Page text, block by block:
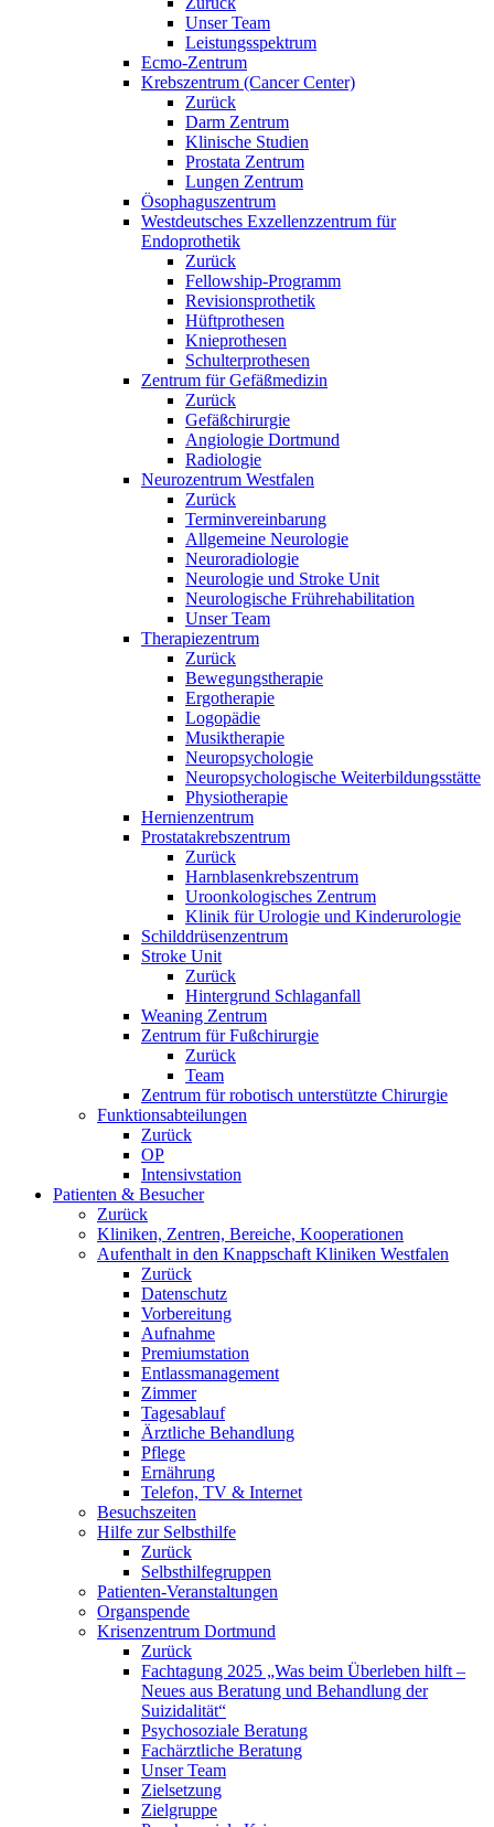
Unser Team
Leistungsspektrum
Ecmo-Zentrum
Krebszentrum (Cancer Center)
Zurück
Darm Zentrum
Klinische Studien
Prostata Zentrum
Lungen Zentrum
Ösophaguszentrum
Westdeutsches Exzellenzzentrum für
Endoprothetik
Zurück
Fellowship-Programm
Revisionsprothetik
Hüftprothesen
Knieprothesen
Schulterprothesen
Zentrum für Gefäßmedizin
Zurück
Gefäßchirurgie
Angiologie Dortmund
Radiologie
Neurozentrum Westfalen
Zurück
Terminvereinbarung
Allgemeine Neurologie
Neuroradiologie
Neurologie und Stroke Unit
Neurologische Frührehabilitation
Unser Team
Therapiezentrum
Zurück
Bewegungstherapie
Ergotherapie
Logopädie
Musiktherapie
Neuropsychologie
Neuropsychologische Weiterbildungsstätte
Physiotherapie
Hernienzentrum
Prostatakrebszentrum
Zurück
Harnblasenkrebszentrum
Uroonkologisches Zentrum
Klinik für Urologie und Kinderurologie
Schilddrüsenzentrum
Stroke Unit
Zurück
Hintergrund Schlaganfall
Weaning Zentrum
Zentrum für Fußchirurgie
Zurück
Team
Zentrum für robotisch unterstützte Chirurgie
Funktionsabteilungen
Zurück
OP
Intensivstation
Patienten & Besucher
Zurück
Kliniken, Zentren, Bereiche, Kooperationen
Aufenthalt in den Knappschaft Kliniken Westfalen
Zurück
Datenschutz
Vorbereitung
Aufnahme
Premiumstation
Entlassmanagement
Zimmer
Tagesablauf
Ärztliche Behandlung
Pflege
Ernährung
Telefon, TV & Internet
Besuchszeiten
Hilfe zur Selbsthilfe
Zurück
Selbsthilfegruppen
Patienten-Veranstaltungen
Organspende
Krisenzentrum Dortmund
Zurück
Fachtagung 2025 „Was beim Überleben hilft –
Neues aus Beratung und Behandlung der
Suizidalität“
Psychosoziale Beratung
Fachärztliche Beratung
Unser Team
Zielsetzung
Zielgruppe